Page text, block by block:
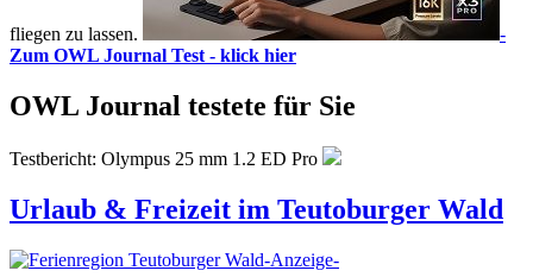
fliegen zu lassen.
-
Zum OWL Journal Test - klick hier
OWL Journal testete für Sie
Testbericht: Olympus 25 mm 1.2 ED Pro
Urlaub & Freizeit im Teutoburger Wald
-Anzeige-